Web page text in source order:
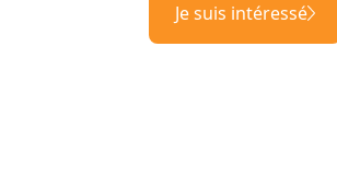
Je suis intéressé